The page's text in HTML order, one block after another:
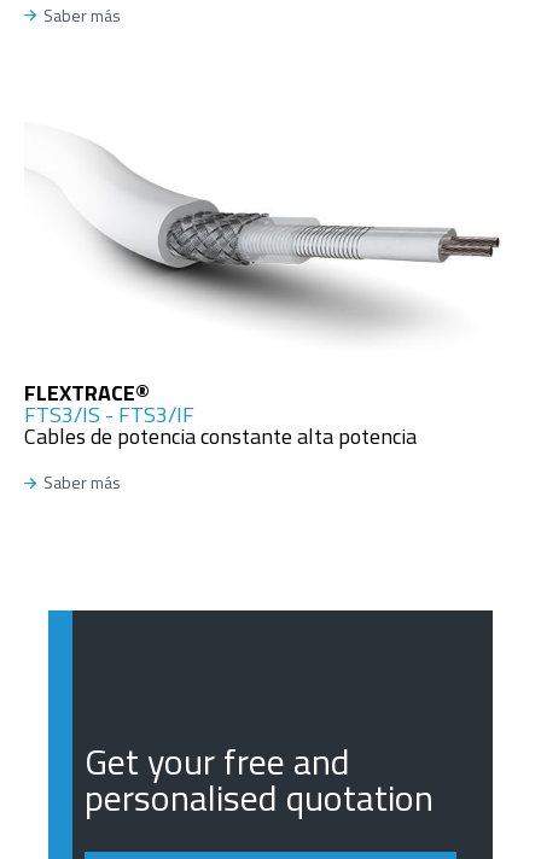
Saber más
FLEXTRACE®
FTS3/IS - FTS3/IF
Cables de potencia constante alta potencia
Saber más
Get your free and
personalised quotation